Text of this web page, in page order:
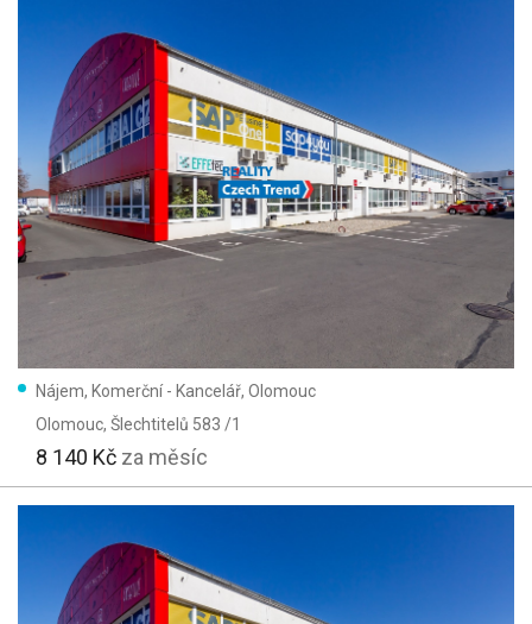
Nájem, Komerční - Kancelář, Olomouc
Olomouc, Šlechtitelů 583 /1
8 140 Kč za měsíc